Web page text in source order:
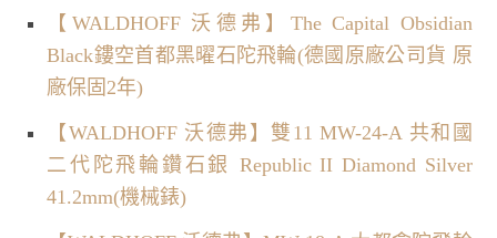
【WALDHOFF 沃德弗】The Capital Obsidian
Black鏤空首都黑曜石陀飛輪(德國原廠公司貨 原
廠保固2年)
【WALDHOFF 沃德弗】雙11 MW-24-A 共和國
二代陀飛輪鑽石銀 Republic II Diamond Silver
41.2mm(機械錶)